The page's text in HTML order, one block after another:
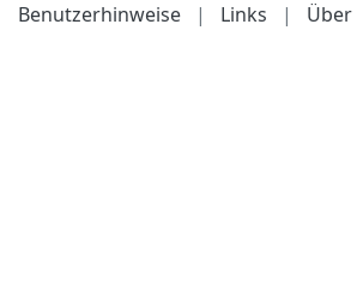
Benutzerhinweise
| Links | Über